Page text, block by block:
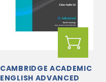
CAMBRIDGE ACADEMIC
ENGLISH ADVANCED